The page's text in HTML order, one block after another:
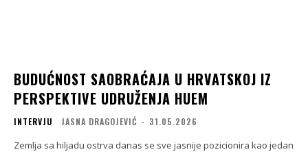
BUDUĆNOST SAOBRAĆAJA U HRVATSKOJ IZ
PERSPEKTIVE UDRUŽENJA HUEM
INTERVJU JASNA DRAGOJEVIĆ - 31.05.2026
Zemlja sa hiljadu ostrva danas se sve jasnije pozicionira kao jedan